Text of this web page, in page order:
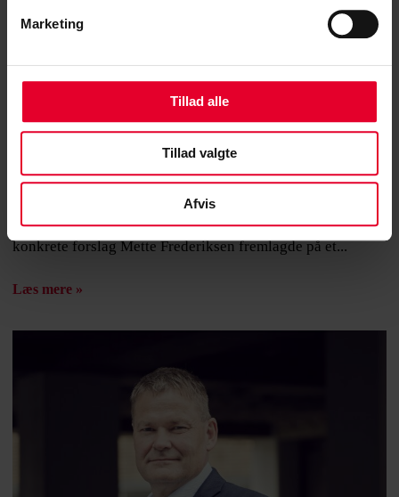
Marketing
Tillad alle
Tillad valgte
Afvis
Helle Kolding
Pensionsalder til debat
CS formand: Spændende, men jeg vil gerne se
konkrete forslag Mette Frederiksen fremlagde på et...
Læs mere »